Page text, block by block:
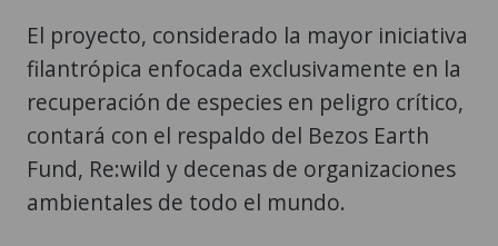
El proyecto, considerado la mayor iniciativa
filantrópica enfocada exclusivamente en la
recuperación de especies en peligro crítico,
contará con el respaldo del Bezos Earth
Fund, Re:wild y decenas de organizaciones
ambientales de todo el mundo.